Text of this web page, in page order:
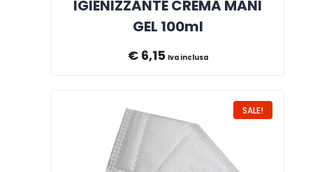
IGIENIZZANTE CREMA MANI
GEL 100ml
€6,15 Iva inclusa
SALE!